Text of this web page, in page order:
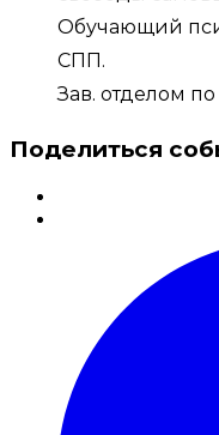
Обучающий
СПП.
Зав. отделом
Поделиться